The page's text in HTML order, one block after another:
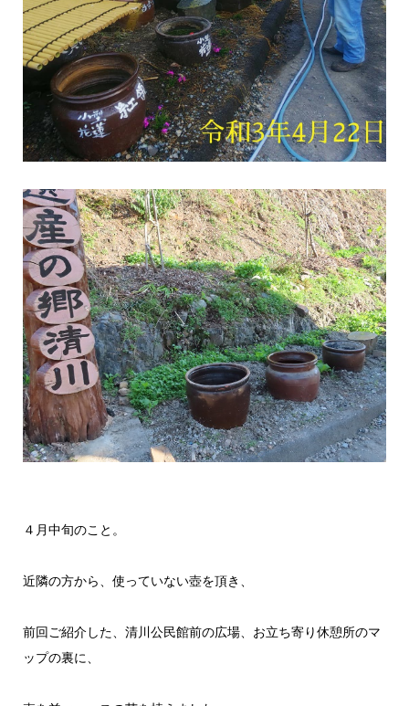
４月中旬のこと。
近隣の方から、使っていない壺を頂き、
前回ご紹介した、清川公民館前の広場、お立ち寄り休憩所のマ
ップの裏に、